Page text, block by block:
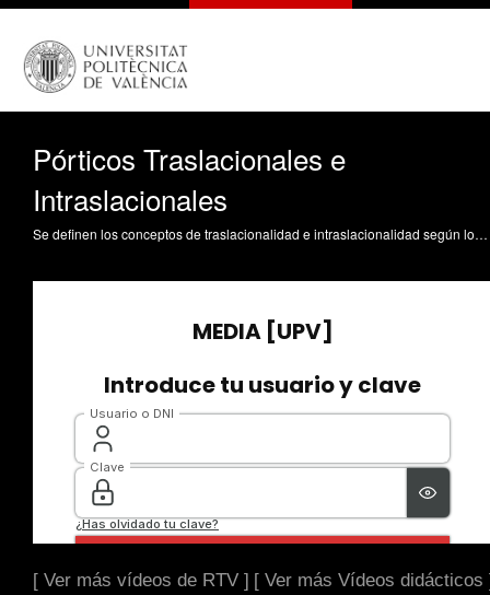
Pórticos Traslacionales e
Intraslacionales
Se definen los conceptos de traslacionalidad e intraslacionalidad según los criterios del Código Técnico de la Edificación. Se completa con la definición de pórtico arriostrado. Guardiola Víllora, AP. (2011). Pórticos Traslacionales e Intraslacionales. https://riunet.upv.es/handle/10251/13194
[ Ver más vídeos de RTV ] [ Ver más Vídeos didácticos